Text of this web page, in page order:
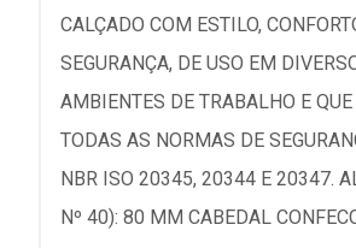
CALÇADO COM ESTILO,
SEGURANÇA, DE USO EM
AMBIENTES DE TRABALHO E
TODAS AS NORMAS DE
NBR ISO 20345, 20344 E 20347.
Nº 40): 80 MM CABEDAL